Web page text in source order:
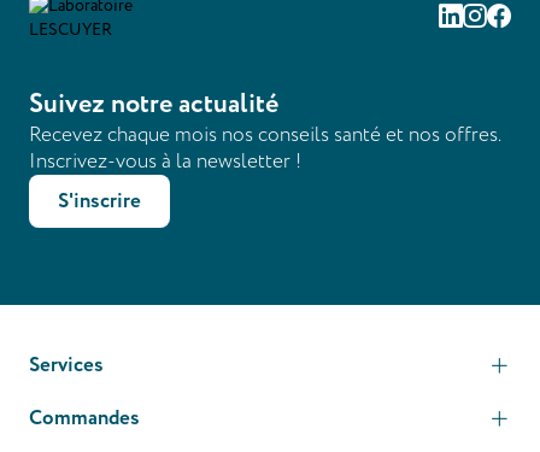
Linkedin
Suivez notre actualité
Recevez chaque mois nos conseils santé et nos offres.
Inscrivez-vous à la newsletter !
S'inscrire
Services
Commandes